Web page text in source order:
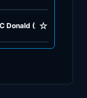
Donald (2005)
☆